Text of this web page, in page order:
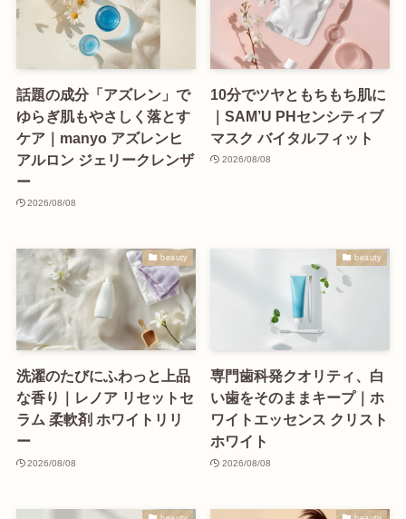
話題の成分「アズレン」で
ゆらぎ肌もやさしく落とす
ケア｜manyo アズレンヒ
アルロン ジェリークレンザ
ー
2026/08/08
10分でツヤともちもち肌に
｜SAM’U PHセンシティブ
マスク バイタルフィット
2026/08/08
beauty
洗濯のたびにふわっと上品
な香り｜レノア リセットセ
ラム 柔軟剤 ホワイトリリ
ー
2026/08/08
beauty
専門歯科発クオリティ、白
い歯をそのままキープ｜ホ
ワイトエッセンス クリスト
ホワイト
2026/08/08